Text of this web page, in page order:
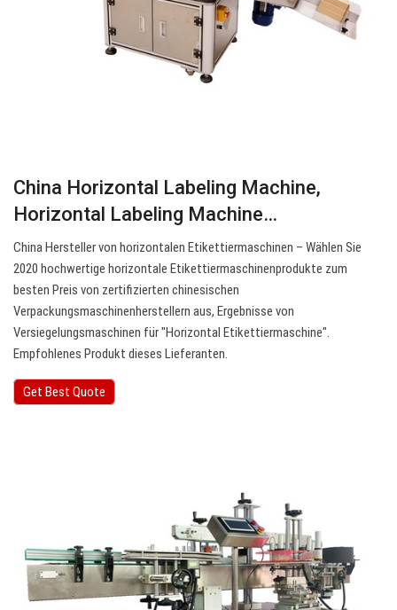
China Horizontal Labeling Machine,
Horizontal Labeling Machine…
China Hersteller von horizontalen Etikettiermaschinen – Wählen Sie
2020 hochwertige horizontale Etikettiermaschinenprodukte zum
besten Preis von zertifizierten chinesischen
Verpackungsmaschinenherstellern aus, Ergebnisse von
Versiegelungsmaschinen für "Horizontal Etikettiermaschine".
Empfohlenes Produkt dieses Lieferanten.
Get Best Quote